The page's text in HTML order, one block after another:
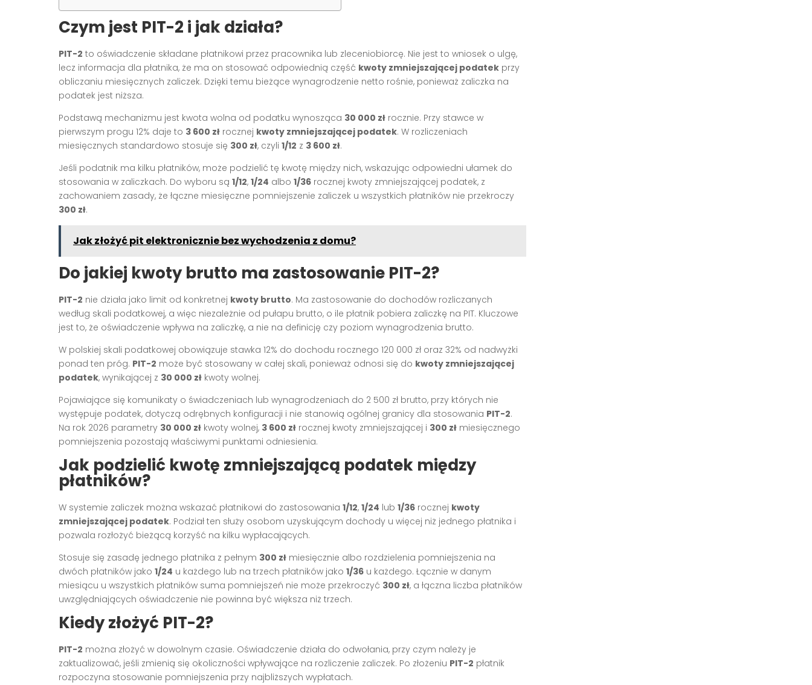
Czym jest PIT-2 i jak działa?
PIT-2 to oświadczenie składane płatnikowi przez pracownika lub zleceniobiorcę. Nie jest to wniosek o ulgę,
lecz informacja dla płatnika, że ma on stosować odpowiednią część kwoty zmniejszającej podatek przy
obliczaniu miesięcznych zaliczek. Dzięki temu bieżące wynagrodzenie netto rośnie, ponieważ zaliczka na
podatek jest niższa.
Podstawą mechanizmu jest kwota wolna od podatku wynosząca 30 000 zł rocznie. Przy stawce w
pierwszym progu 12% daje to 3 600 zł rocznej kwoty zmniejszającej podatek. W rozliczeniach
miesięcznych standardowo stosuje się 300 zł, czyli 1/12 z 3 600 zł.
Jeśli podatnik ma kilku płatników, może podzielić tę kwotę między nich, wskazując odpowiedni ułamek do
stosowania w zaliczkach. Do wyboru są 1/12, 1/24 albo 1/36 rocznej kwoty zmniejszającej podatek, z
zachowaniem zasady, że łączne miesięczne pomniejszenie zaliczek u wszystkich płatników nie przekroczy
300 zł.
Jak złożyć pit elektronicznie bez wychodzenia z domu?
Do jakiej kwoty brutto ma zastosowanie PIT-2?
PIT-2 nie działa jako limit od konkretnej kwoty brutto. Ma zastosowanie do dochodów rozliczanych
według skali podatkowej, a więc niezależnie od pułapu brutto, o ile płatnik pobiera zaliczkę na PIT. Kluczowe
jest to, że oświadczenie wpływa na zaliczkę, a nie na definicję czy poziom wynagrodzenia brutto.
W polskiej skali podatkowej obowiązuje stawka 12% do dochodu rocznego 120 000 zł oraz 32% od nadwyżki
ponad ten próg. PIT-2 może być stosowany w całej skali, ponieważ odnosi się do kwoty zmniejszającej
podatek, wynikającej z 30 000 zł kwoty wolnej.
Pojawiające się komunikaty o świadczeniach lub wynagrodzeniach do 2 500 zł brutto, przy których nie
występuje podatek, dotyczą odrębnych konfiguracji i nie stanowią ogólnej granicy dla stosowania PIT-2.
Na rok 2026 parametry 30 000 zł kwoty wolnej, 3 600 zł rocznej kwoty zmniejszającej i 300 zł miesięcznego
pomniejszenia pozostają właściwymi punktami odniesienia.
Jak podzielić kwotę zmniejszającą podatek między
płatników?
W systemie zaliczek można wskazać płatnikowi do zastosowania 1/12, 1/24 lub 1/36 rocznej kwoty
zmniejszającej podatek. Podział ten służy osobom uzyskującym dochody u więcej niż jednego płatnika i
pozwala rozłożyć bieżącą korzyść na kilku wypłacających.
Stosuje się zasadę jednego płatnika z pełnym 300 zł miesięcznie albo rozdzielenia pomniejszenia na
dwóch płatników jako 1/24 u każdego lub na trzech płatników jako 1/36 u każdego. Łącznie w danym
miesiącu u wszystkich płatników suma pomniejszeń nie może przekroczyć 300 zł, a łączna liczba płatników
uwzględniających oświadczenie nie powinna być większa niż trzech.
Kiedy złożyć PIT-2?
PIT-2 można złożyć w dowolnym czasie. Oświadczenie działa do odwołania, przy czym należy je
zaktualizować, jeśli zmienią się okoliczności wpływające na rozliczenie zaliczek. Po złożeniu PIT-2 płatnik
rozpoczyna stosowanie pomniejszenia przy najbliższych wypłatach.